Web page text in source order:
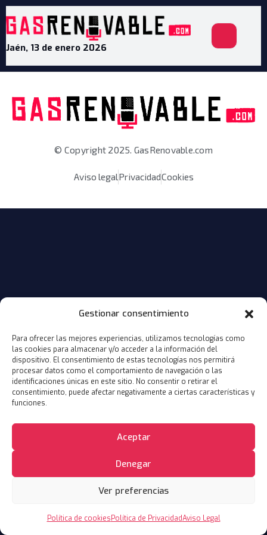
Gestionar consentimiento
Para ofrecer las mejores experiencias, utilizamos tecnologías como
las cookies para almacenar y/o acceder a la información del
dispositivo. El consentimiento de estas tecnologías nos permitirá
procesar datos como el comportamiento de navegación o las
identificaciones únicas en este sitio. No consentir o retirar el
consentimiento, puede afectar negativamente a ciertas características y
funciones.
Aceptar
Denegar
Ver preferencias
Política de cookiesPolítica de PrivacidadAviso Legal
Jaén, 13 de enero 2026
© Copyright 2025. GasRenovable.com
Aviso legalPrivacidadCookies